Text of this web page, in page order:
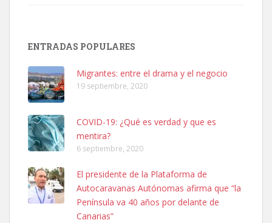
Leales.org » Gran Canaria
SHIBA PERDIDO AVDA JOSE MESA Y LOPEZ
PERRO MACHO RAZA SHIBA CON MICROCHIP PERDIDO HOY
06/07/2025 ZONA MESA Y LOPEZ. ES MUY ASUSTADIZO
Leales.org » Gran Canaria
6.7.2025
ENTRADAS POPULARES
Migrantes: entre el drama y el negocio
19 septiembre, 2020
COVID-19: ¿Qué es verdad y que es
mentira?
6 septiembre, 2020
El presidente de la Plataforma de
Autocaravanas Autónomas afirma que “la
Península va 40 años por delante de
Canarias”